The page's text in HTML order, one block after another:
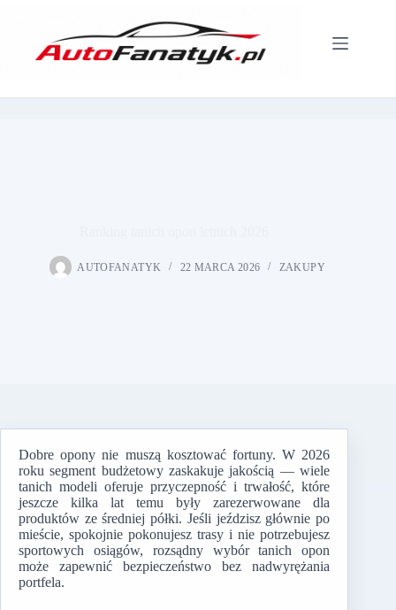
AUTOFANATYK 22 MARCA 2026 ZAKUPY
Dobre opony nie muszą kosztować fortuny. W 2026
roku segment budżetowy zaskakuje jakością — wiele
tanich modeli oferuje przyczepność i trwałość, które
jeszcze kilka lat temu były zarezerwowane dla
produktów ze średniej półki. Jeśli jeździsz głównie po
mieście, spokojnie pokonujesz trasy i nie potrzebujesz
sportowych osiągów, rozsądny wybór tanich opon
może zapewnić bezpieczeństwo bez nadwyrężania
portfela.